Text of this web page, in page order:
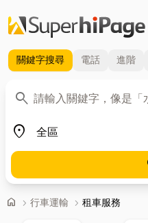
關鍵字搜尋 電話 進階
search
關鍵字
place
地區
home 首頁
chevron_right 行車運輸 chevron_right 租車服務